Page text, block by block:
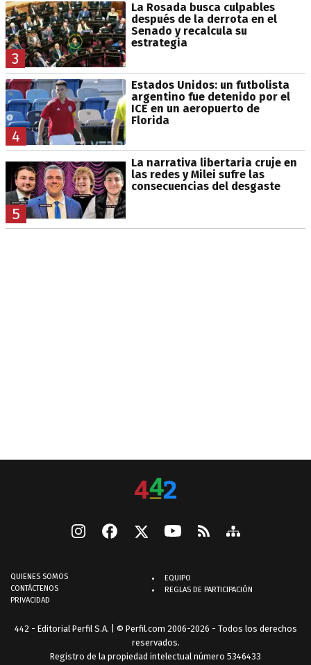
3
La Rosada busca culpables
después de la derrota en el
Senado y recalcula su
estrategia
4
Estados Unidos: un futbolista
argentino fue detenido por el
ICE en un aeropuerto de
Florida
5
La narrativa libertaria cruje en
las redes y Milei sufre las
consecuencias del desgaste
QUIENES SOMOS
CONTÁCTENOS
PRIVACIDAD
EQUIPO
REGLAS DE PARTICIPACIÓN
442 - Editorial Perfil S.A. | © Perfil.com 2006-2026 - Todos los derechos
reservados.
Registro de la propiedad intelectual número 5346433